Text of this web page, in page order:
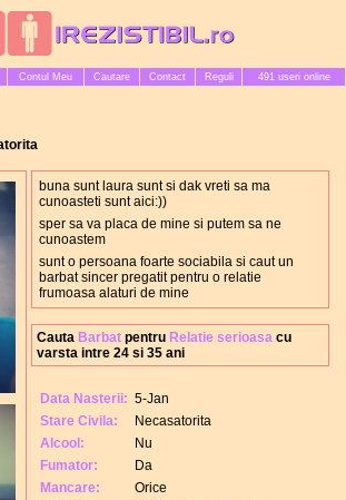
Contul Meu Cautare Contact Reguli 491 useri online
buna sunt laura sunt si dak vreti sa ma
cunoasteti sunt aici:))
sper sa va placa de mine si putem sa ne
cunoastem
sunt o persoana foarte sociabila si caut un
barbat sincer pregatit pentru o relatie
frumoasa alaturi de mine
Cauta Barbat pentru Relatie serioasa cu
varsta intre 24 si 35 ani
Data Nasterii: 5-Jan
Stare Civila:
Necasatorita
Alcool:
Nu
Fumator:
Da
Mancare:
Orice